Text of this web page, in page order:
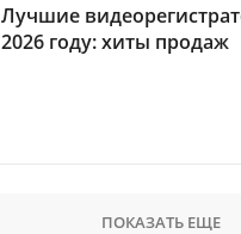
Лучшие
2026 году: хиты продаж
ПОКАЗАТЬ ЕЩЕ